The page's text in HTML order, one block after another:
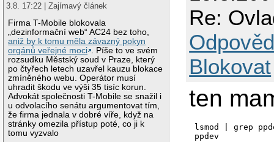
3.8. 17:22 | Zajímavý článek
Firma T-Mobile blokovala
„dezinformační web“ AC24 bez toho,
aniž by k tomu měla závazný pokyn
orgánů veřejné moci . Píše to ve svém
rozsudku Městský soud v Praze, který
po čtyřech letech uzavřel kauzu blokace
zmíněného webu. Operátor musí
uhradit škodu ve výši 35 tisíc korun.
Advokát společnosti T-Mobile se snažil i
u odvolacího senátu argumentovat tím,
že firma jednala v dobré víře, když na
stránky omezila přístup poté, co ji k
tomu vyzvalo
Re:
Blokovat
ten
lsmod | grep
ppdev